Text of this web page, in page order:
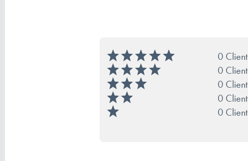
0 Client
0 Client
0 Client
0 Client
0 Client